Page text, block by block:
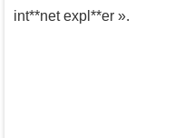
int**net expl**er ».